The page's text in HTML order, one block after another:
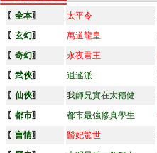
〖 全本〗 太平令
〖 玄幻〗 萬道龍皇
〖 奇幻〗 永夜君王
〖 武俠〗 逍遙派
〖 仙俠〗 我師兄實在太穩健
〖 都市〗 都市最強修真學生
〖 言情〗 醫妃驚世